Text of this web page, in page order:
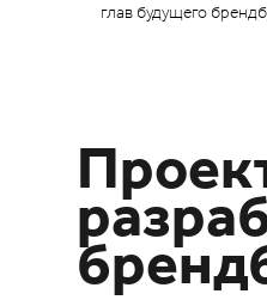
глав будущего